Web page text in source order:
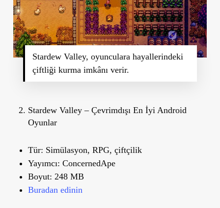
Stardew Valley, oyunculara hayallerindeki
çiftliği kurma imkânı verir.
Stardew Valley – Çevrimdışı En İyi Android
Oyunlar
Tür: Simülasyon, RPG, çiftçilik
Yayımcı: ConcernedApe
Boyut: 248 MB
Buradan edinin